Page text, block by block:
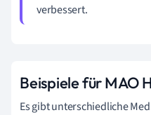
verbessert.
Beispiele für MAO
Es gibt unterschiedliche